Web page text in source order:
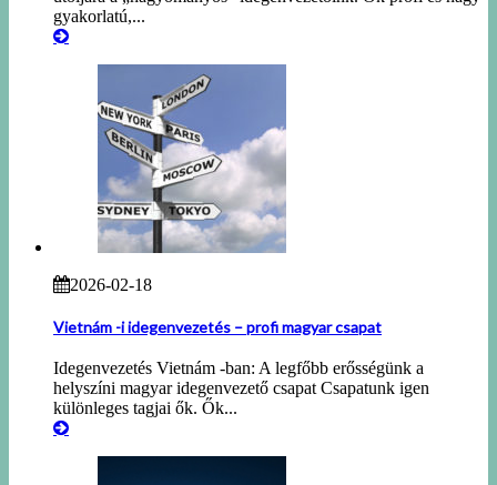
gyakorlatú,...
2026-02-18
Vietnám -i idegenvezetés – profi magyar csapat
Idegenvezetés Vietnám -ban: A legfőbb erősségünk a
helyszíni magyar idegenvezető csapat Csapatunk igen
különleges tagjai ők. Ők...